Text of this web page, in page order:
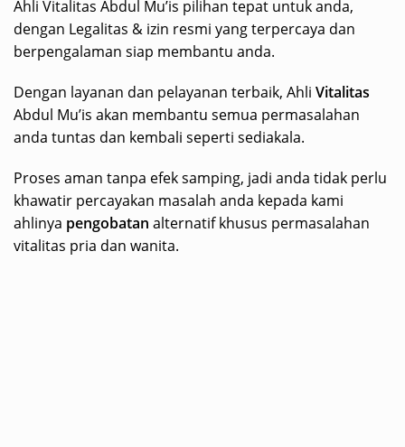
Ahli Vitalitas Abdul Mu’is pilihan tepat untuk anda,
dengan Legalitas & izin resmi yang terpercaya dan
berpengalaman siap membantu anda.
Dengan layanan dan pelayanan terbaik, Ahli Vitalitas
Abdul Mu’is akan membantu semua permasalahan
anda tuntas dan kembali seperti sediakala.
Proses aman tanpa efek samping, jadi anda tidak perlu
khawatir percayakan masalah anda kepada kami
ahlinya pengobatan alternatif khusus permasalahan
vitalitas pria dan wanita.